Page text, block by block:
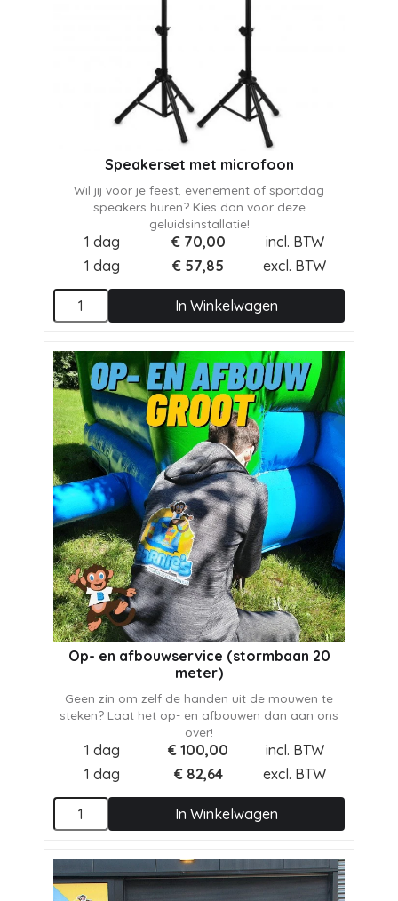
Speakerset met microfoon
Wil jij voor je feest, evenement of sportdag
speakers huren? Kies dan voor deze
geluidsinstallatie!
1 dag € 70,00
incl. BTW
1 dag
€ 57,85 excl. BTW
In Winkelwagen
Op- en afbouwservice (stormbaan 20
meter)
Geen zin om zelf de handen uit de mouwen te
steken? Laat het op- en afbouwen dan aan ons
over!
1 dag € 100,00
incl. BTW
1 dag
€ 82,64 excl. BTW
In Winkelwagen